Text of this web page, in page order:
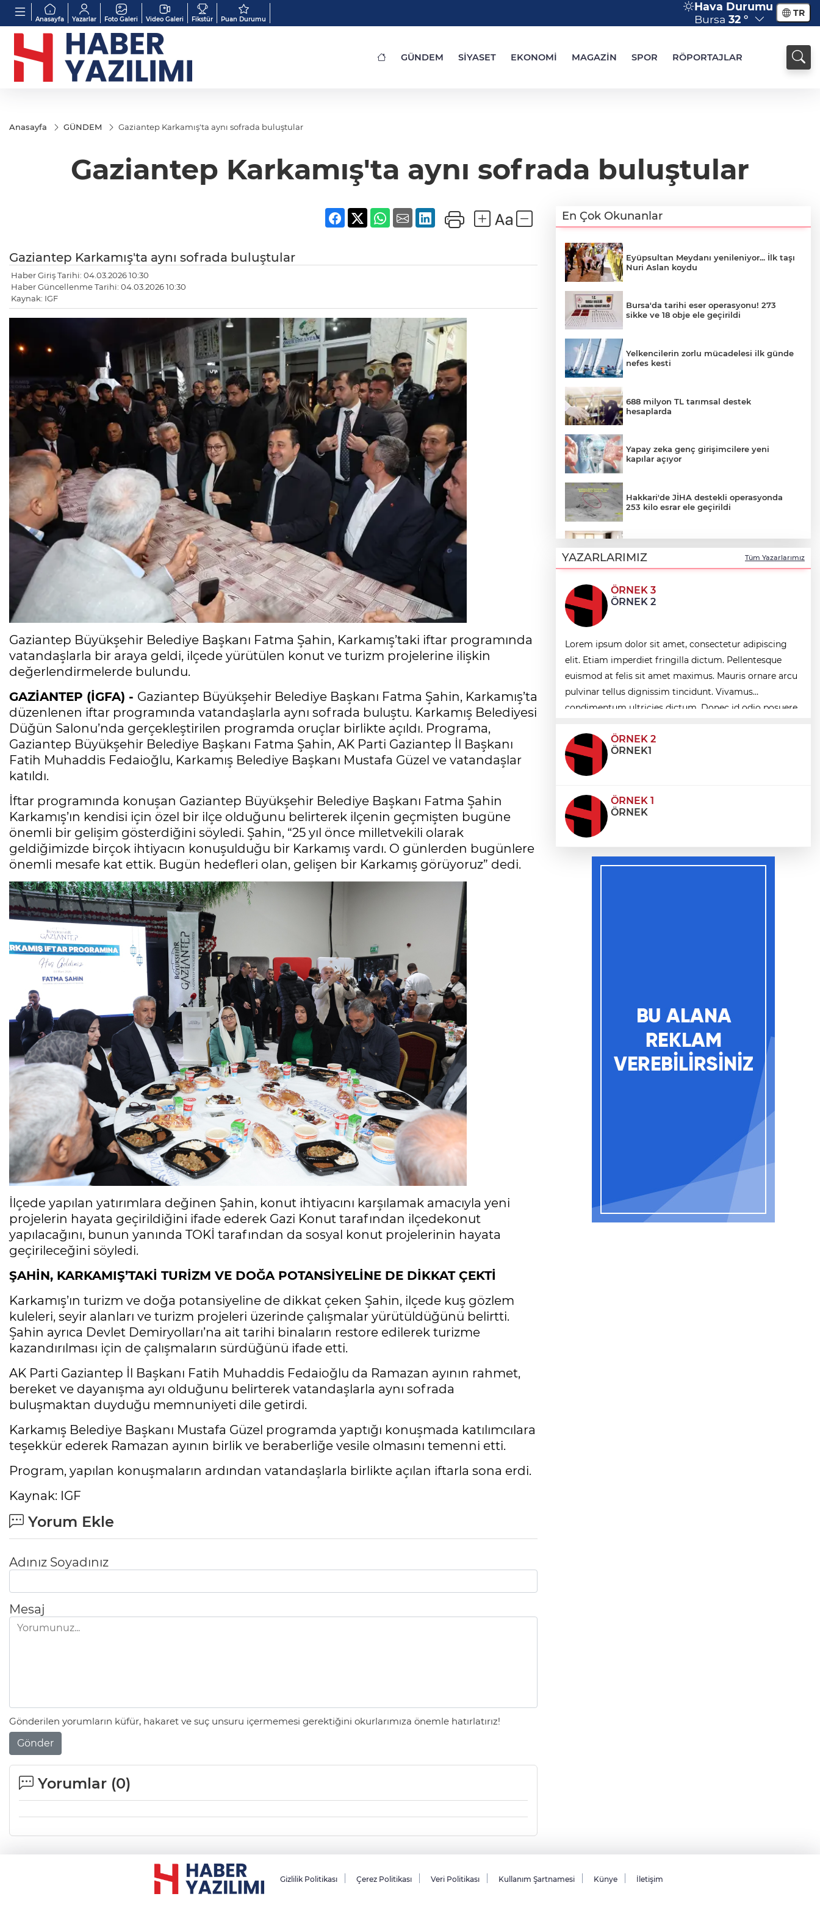
Anasayfa Yazarlar Foto Galeri Video Galeri Fikstür Puan Durumu
Hava Durumu
Bursa 32 ° TR
GÜNDEM SİYASET EKONOMİ MAGAZİN SPOR RÖPORTAJLAR
Anasayfa GÜNDEM Gaziantep Karkamış'ta aynı sofrada buluştular
Gaziantep Karkamış'ta aynı sofrada buluştular
Gaziantep Karkamış'ta aynı sofrada buluştular
Haber Giriş Tarihi: 04.03.2026 10:30
Haber Güncellenme Tarihi: 04.03.2026 10:30
Kaynak: IGF
Gaziantep Büyükşehir Belediye Başkanı Fatma Şahin, Karkamış’taki iftar programında
vatandaşlarla bir araya geldi, ilçede yürütülen konut ve turizm projelerine ilişkin
değerlendirmelerde bulundu.
GAZİANTEP (İGFA) - Gaziantep Büyükşehir Belediye Başkanı Fatma Şahin, Karkamış’ta
düzenlenen iftar programında vatandaşlarla aynı sofrada buluştu. Karkamış Belediyesi
Düğün Salonu’nda gerçekleştirilen programda oruçlar birlikte açıldı. Programa,
Gaziantep Büyükşehir Belediye Başkanı Fatma Şahin, AK Parti Gaziantep İl Başkanı
Fatih Muhaddis Fedaioğlu, Karkamış Belediye Başkanı Mustafa Güzel ve vatandaşlar
katıldı.
İftar programında konuşan Gaziantep Büyükşehir Belediye Başkanı Fatma Şahin
Karkamış’ın kendisi için özel bir ilçe olduğunu belirterek ilçenin geçmişten bugüne
önemli bir gelişim gösterdiğini söyledi. Şahin, “25 yıl önce milletvekili olarak
geldiğimizde birçok ihtiyacın konuşulduğu bir Karkamış vardı. O günlerden bugünlere
önemli mesafe kat ettik. Bugün hedefleri olan, gelişen bir Karkamış görüyoruz” dedi.
İlçede yapılan yatırımlara değinen Şahin, konut ihtiyacını karşılamak amacıyla yeni
projelerin hayata geçirildiğini ifade ederek Gazi Konut tarafından ilçedekonut
yapılacağını, bunun yanında TOKİ tarafından da sosyal konut projelerinin hayata
geçirileceğini söyledi.
ŞAHİN, KARKAMIŞ’TAKİ TURİZM VE DOĞA POTANSİYELİNE DE DİKKAT ÇEKTİ
Karkamış’ın turizm ve doğa potansiyeline de dikkat çeken Şahin, ilçede kuş gözlem
kuleleri, seyir alanları ve turizm projeleri üzerinde çalışmalar yürütüldüğünü belirtti.
Şahin ayrıca Devlet Demiryolları’na ait tarihi binaların restore edilerek turizme
kazandırılması için de çalışmaların sürdüğünü ifade etti.
AK Parti Gaziantep İl Başkanı Fatih Muhaddis Fedaioğlu da Ramazan ayının rahmet,
bereket ve dayanışma ayı olduğunu belirterek vatandaşlarla aynı sofrada
buluşmaktan duyduğu memnuniyeti dile getirdi.
Karkamış Belediye Başkanı Mustafa Güzel programda yaptığı konuşmada katılımcılara
teşekkür ederek Ramazan ayının birlik ve beraberliğe vesile olmasını temenni etti.
Program, yapılan konuşmaların ardından vatandaşlarla birlikte açılan iftarla sona erdi.
Kaynak: IGF
Yorum Ekle
Adınız Soyadınız
Mesaj
Gönderilen yorumların küfür, hakaret ve suç unsuru içermemesi gerektiğini okurlarımıza önemle hatırlatırız!
Gönder
Yorumlar (0)
En Çok Okunanlar
Eyüpsultan Meydanı yenileniyor... İlk taşı
Nuri Aslan koydu
Bursa'da tarihi eser operasyonu! 273
sikke ve 18 obje ele geçirildi
Yelkencilerin zorlu mücadelesi ilk günde
nefes kesti
688 milyon TL tarımsal destek
hesaplarda
Yapay zeka genç girişimcilere yeni
kapılar açıyor
Hakkari'de JİHA destekli operasyonda
253 kilo esrar ele geçirildi
nezaket ziyareti
İstanbul Maltepe’de çocuklar kitapların
renkli dünyasında
Edirne Keşan’dan Elazığ'a gönül köprüsü
Bursa Tabip Odası: Hekimlik 5 dakikaya
sığmaz
YAZARLARIMIZ Tüm Yazarlarımız
ÖRNEK 3
ÖRNEK 2
Lorem ipsum dolor sit amet, consectetur adipiscing
elit. Etiam imperdiet fringilla dictum. Pellentesque
euismod at felis sit amet maximus. Mauris ornare arcu
pulvinar tellus dignissim tincidunt. Vivamus
condimentum ultricies dictum. Donec id odio posuere,
ÖRNEK 2
ÖRNEK1
ÖRNEK 1
ÖRNEK
Gizlilik Politikası Çerez Politikası Veri Politikası Kullanım Şartnamesi Künye İletişim